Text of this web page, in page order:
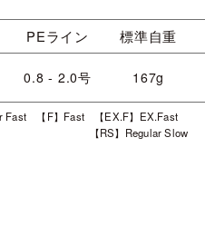
PEライン 標準自重
0.8 - 2.0号 167g
Fast 【F】Fast 【EX.F】EX.Fast
【RS】Regular Slow